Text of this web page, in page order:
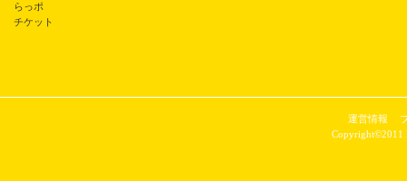
らっポ
チケット
運営情報
Copyright©2011